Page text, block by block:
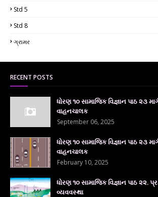
Std 5
Std 8
ગ્રામર
RECENT POSTS
ધોરણ ૧૦ સામાજિક વિજ્ઞાન પાઠ ૨૩
વાહનચાલક
September 06, 2025
ધોરણ ૧૦ સામાજિક વિજ્ઞાન પાઠ ૨૩
વાહનચાલક
February 10, 2025
ધોરણ ૧૦ સામાજિક વિજ્ઞાન પાઠ ૨૨.
વ્યવવસ્થા